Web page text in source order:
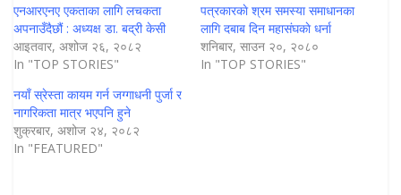
एनआरएनए एकताका लागि लचकता
अपनाउँदैछौं : अध्यक्ष डा. बद्री केसी
आइतवार, अशोज २६, २०८२
In "TOP STORIES"
पत्रकारकाे श्रम समस्या समाधानका
लागि दबाब दिन महासंघकाे धर्ना
शनिबार, साउन २०, २०८०
In "TOP STORIES"
नयाँ स्रेस्ता कायम गर्न जग्गाधनी पुर्जा र
नागरिकता मात्र भएपनि हुने
शुक्रबार, अशोज २४, २०८२
In "FEATURED"